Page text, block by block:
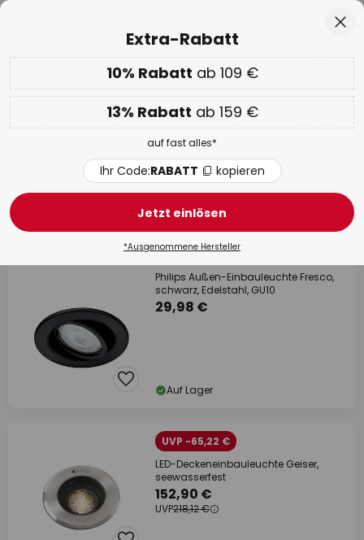
Nur
01D 14H 22M 56S
EXTRA 10% ab 109 € & 13% ab 159 €auf fast alles
Code:RABATT kopieren
WOW Week:Bis zu -70%
Einbaustrahler Außen Edelstahl
4 Artikel Filter1
Philips Außen-Einbauleuchte Fresco,
schwarz, Edelstahl, GU10
29,98 €
Auf Lager
UVP -65,22 €
LED-Deckeneinbauleuchte Geiser,
seewasserfest
152,90 €
UVP218,12 €
Extra-Rabatt
10% Rabatt ab 109 €
13% Rabatt ab 159 €
auf fast alles*
Ihr Code:RABATT kopieren
Jetzt einlösen
*Ausgenommene Hersteller